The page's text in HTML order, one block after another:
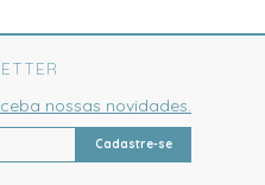
nossas novidades.
Cadastre-se